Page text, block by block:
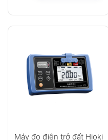
Máy đo điện trở đất Hioki